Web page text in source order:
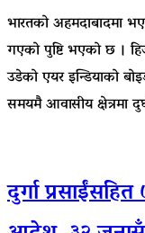
भारतको अहमदाबादमा
गएको पुष्टि भएको छ ।
उडेको एयर इन्डियाको
समयमै आवासीय क्षेत्रमा
दुर्गा